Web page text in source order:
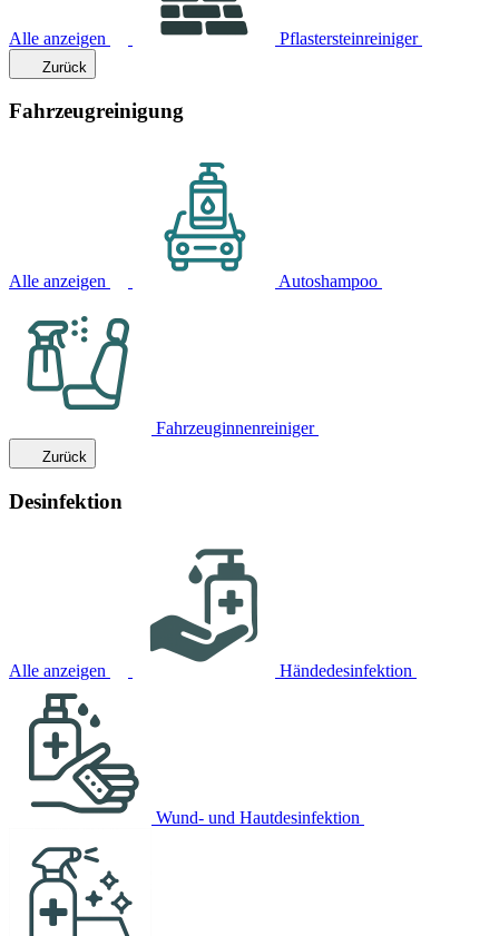
Alle anzeigen Pflastersteinreiniger
Zurück
Fahrzeugreinigung
Alle anzeigen Autoshampoo
Fahrzeuginnenreiniger
Zurück
Desinfektion
Alle anzeigen Händedesinfektion
Wund- und Hautdesinfektion